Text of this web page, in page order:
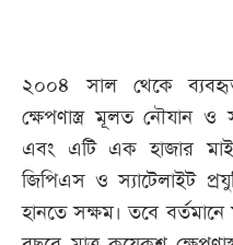
২০০৪ সাল থেকে
ক্ষেপণাস্ত্র মূলত নৌযান ও
এবং এটি এক হাজার
জিপিএস ও স্যাটেলাইট
হানতে সক্ষম। তবে বর্তমানে